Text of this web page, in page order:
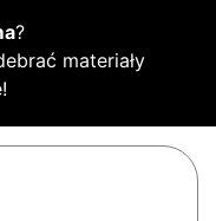
?
materiały